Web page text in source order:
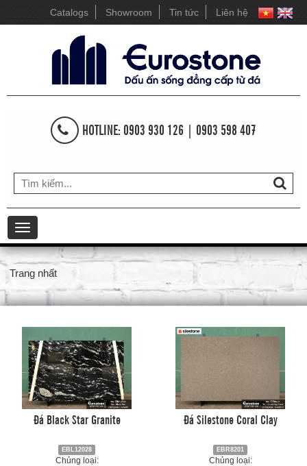
Catalogs Showroom Tin tức Liên hệ
HOTLINE: 0903 930 126 | 0903 598 407
Toggle
navigation
Trang nhất
Đá Black Star Granite
EBL12028
Chủng loại:
Đá Silestone Coral Clay
EBR8201
Chủng loại: